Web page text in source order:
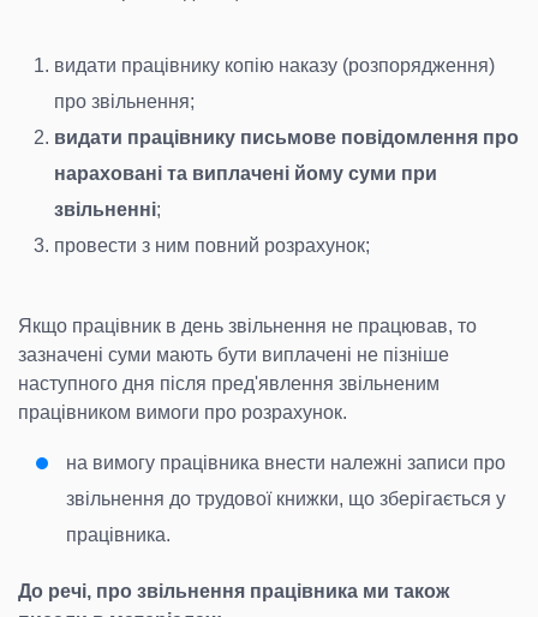
видати працівнику копію наказу (розпорядження)
про звільнення;
видати працівнику письмове повідомлення про
нараховані та виплачені йому суми при
звільненні;
провести з ним повний розрахунок;
Якщо працівник в день звільнення не працював, то
зазначені суми мають бути виплачені не пізніше
наступного дня після пред'явлення звільненим
працівником вимоги про розрахунок.
на вимогу працівника внести належні записи про
звільнення до трудової книжки, що зберігається у
працівника.
До речі, про звільнення працівника ми також